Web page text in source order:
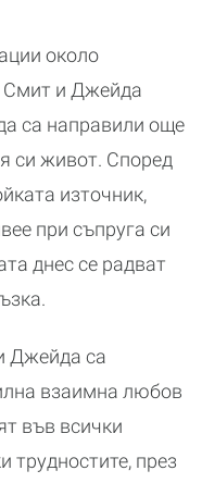
собствен
козметичен
бранд
около
Смит и Джейда
са направили още
си живот. Според
източник,
при съпруга си
днес се радват
Джейда са
взаимна любов
във всички
трудностите, през